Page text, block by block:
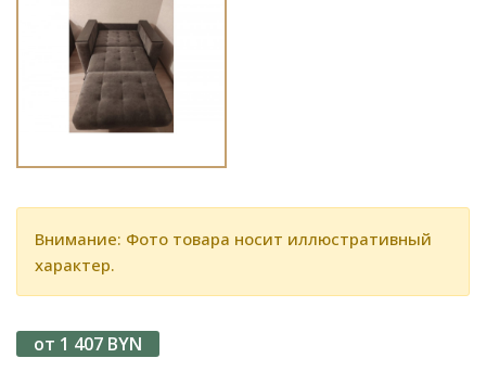
Внимание: Фото товара носит иллюстративный
характер.
от 1 407 BYN